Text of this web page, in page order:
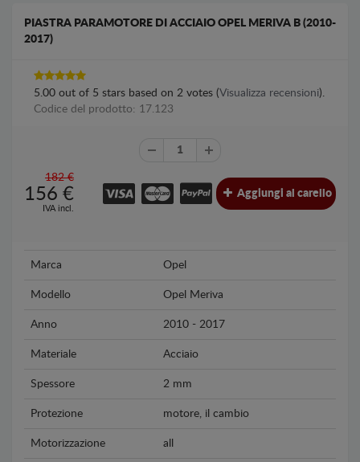
PIASTRA PARAMOTORE DI ACCIAIO OPEL MERIVA B (2010-
2017)
5.00 out of 5 stars based on 2 votes (Visualizza recensioni).
Codice del prodotto: 17.123
182 €
156 €
IVA incl.
Aggiungi al carello
Marca Opel
Modello Opel Meriva
Anno 2010 - 2017
Materiale Acciaio
Spessore 2 mm
Protezione motore, il cambio
Motorizzazione all